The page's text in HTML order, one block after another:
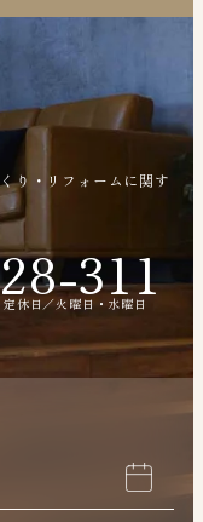
り・リフォームに関す
311
休日／火曜日・水曜日